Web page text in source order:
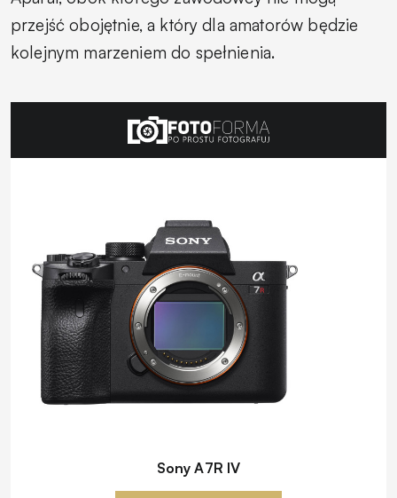
przejść obojętnie, a który dla amatorów będzie
kolejnym marzeniem do spełnienia.
Sony A7R IV